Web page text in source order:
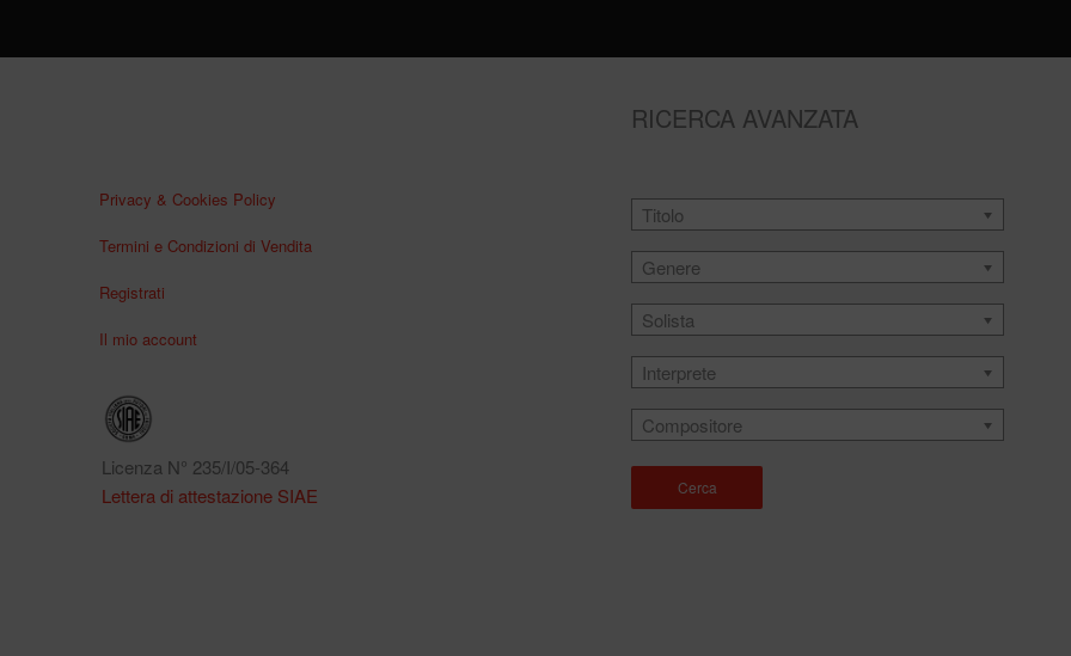
Privacy & Cookies Policy
Termini e Condizioni di Vendita
Registrati
Il mio account
Licenza N° 235/I/05-364
Lettera di attestazione SIAE
RICERCA AVANZATA
Titolo
Genere
Solista
Interprete
Compositore
Cerca